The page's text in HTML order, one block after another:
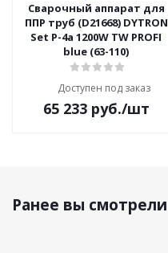
Сварочный аппарат для
ППР труб (D21668) DYTRON
Set P-4a 1200W TW PROFI
blue (63-110)
Доступен под заказ
65 233руб./шт
Ранее вы смотрели